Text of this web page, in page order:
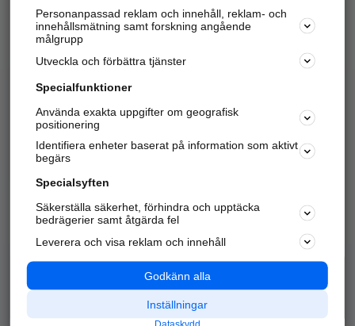
Hitta telefonnummer, adresser, företagsinfo mm.
Marknadsför företaget
Kom igång och annonsera mot
samarbetspartners nära dig.
Alla kategorier
Populära sökningar
API & Kartor
Annonsera
Integritet
Nödnummer
Personanpassad reklam och innehåll, reklam- och
innehållsmätning samt forskning angående
målgrupp
Utveckla och förbättra tjänster
Specialfunktioner
Använda exakta uppgifter om geografisk
positionering
Identifiera enheter baserat på information som aktivt
begärs
Specialsyften
Säkerställa säkerhet, förhindra och upptäcka
bedrägerier samt åtgärda fel
Leverera och visa reklam och innehåll
Godkänn alla
Inställningar
Dataskydd